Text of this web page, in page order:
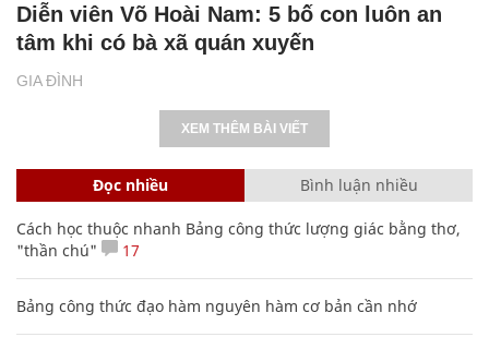
GIA ĐÌNH
Diễn viên Võ Hoài Nam: 5 bố con luôn an
tâm khi có bà xã quán xuyến
XEM THÊM BÀI VIẾT
Đọc nhiều Bình luận nhiều
Cách học thuộc nhanh Bảng công thức lượng giác bằng thơ,
"thần chú"
17
Bảng công thức đạo hàm nguyên hàm cơ bản cần nhớ